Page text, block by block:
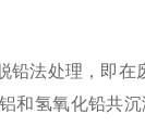
法处理，即在
和氢氧化铅共